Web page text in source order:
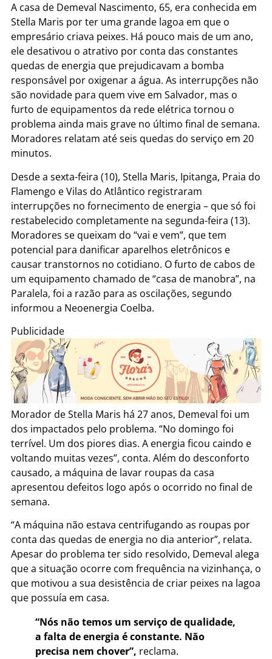
A casa de Demeval Nascimento, 65, era conhecida em
Stella Maris por ter uma grande lagoa em que o
empresário criava peixes. Há pouco mais de um ano,
ele desativou o atrativo por conta das constantes
quedas de energia que prejudicavam a bomba
responsável por oxigenar a água. As interrupções não
são novidade para quem vive em Salvador, mas o
furto de equipamentos da rede elétrica tornou o
problema ainda mais grave no último final de semana.
Moradores relatam até seis quedas do serviço em 20
minutos.
Desde a sexta-feira (10), Stella Maris, Ipitanga, Praia do
Flamengo e Vilas do Atlântico registraram
interrupções no fornecimento de energia – que só foi
restabelecido completamente na segunda-feira (13).
Moradores se queixam do “vai e vem”, que tem
potencial para danificar aparelhos eletrônicos e
causar transtornos no cotidiano. O furto de cabos de
um equipamento chamado de “casa de manobra”, na
Paralela, foi a razão para as oscilações, segundo
informou a Neoenergia Coelba.
Publicidade
Morador de Stella Maris há 27 anos, Demeval foi um
dos impactados pelo problema. “No domingo foi
terrível. Um dos piores dias. A energia ficou caindo e
voltando muitas vezes”, conta. Além do desconforto
causado, a máquina de lavar roupas da casa
apresentou defeitos logo após o ocorrido no final de
semana.
“A máquina não estava centrifugando as roupas por
conta das quedas de energia no dia anterior”, relata.
Apesar do problema ter sido resolvido, Demeval alega
que a situação ocorre com frequência na vizinhança, o
que motivou a sua desistência de criar peixes na lagoa
que possuía em casa.
“Nós não temos um serviço de qualidade,
a falta de energia é constante. Não
precisa nem chover”, reclama.